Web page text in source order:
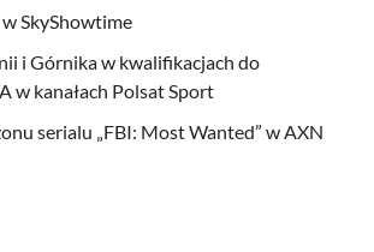
w SkyShowtime
i Górnika w kwalifikacjach do
w kanałach Polsat Sport
serialu „FBI: Most Wanted” w AXN